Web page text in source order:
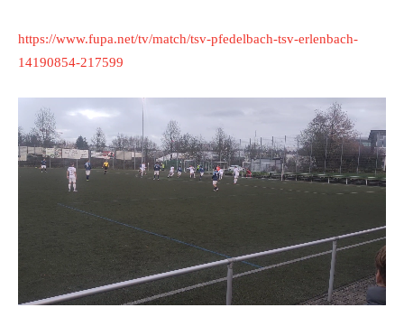
https://www.fupa.net/tv/match/tsv-pfedelbach-tsv-erlenbach-
14190854-217599